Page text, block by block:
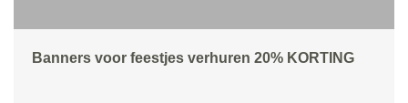
Banners voor feestjes verhuren 20% KORTING